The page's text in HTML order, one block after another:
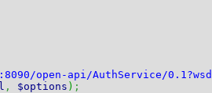
open-api/AuthService/
, $options ) ;